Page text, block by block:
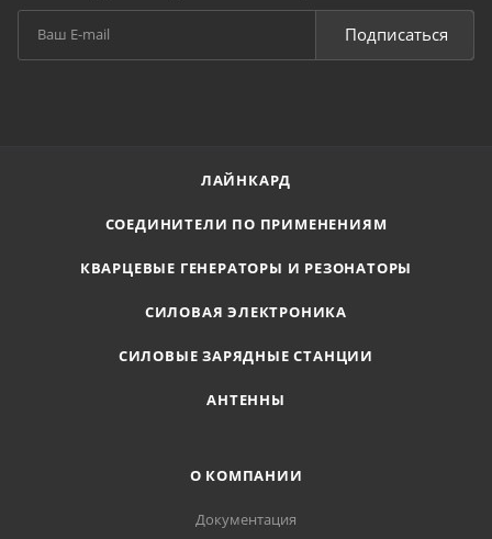
Подписаться
ЛАЙНКАРД
СОЕДИНИТЕЛИ ПО ПРИМЕНЕНИЯМ
КВАРЦЕВЫЕ ГЕНЕРАТОРЫ И РЕЗОНАТОРЫ
СИЛОВАЯ ЭЛЕКТРОНИКА
СИЛОВЫЕ ЗАРЯДНЫЕ СТАНЦИИ
АНТЕННЫ
О КОМПАНИИ
Документация